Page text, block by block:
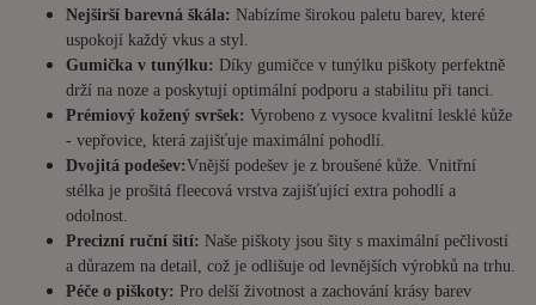
Nejširší barevná škála: Nabízíme širokou paletu barev, které
uspokojí každý vkus a styl.
Gumička v tunýlku: Díky gumičce v tunýlku piškoty perfektně
drží na noze a poskytují optimální podporu a stabilitu při tanci.
Prémiový kožený svršek: Vyrobeno z vysoce kvalitní lesklé kůže
- vepřovice, která zajišťuje maximální pohodlí.
Dvojitá podešev:Vnější podešev je z broušené kůže. Vnitřní
stélka je prošitá fleecová vrstva zajišťující extra pohodlí a
odolnost.
Precizní ruční šití: Naše piškoty jsou šity s maximální pečlivostí
a důrazem na detail, což je odlišuje od levnějších výrobků na trhu.
Péče o piškoty: Pro delší životnost a zachování krásy barev